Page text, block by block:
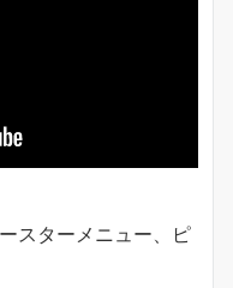
スターメニュー、ピ